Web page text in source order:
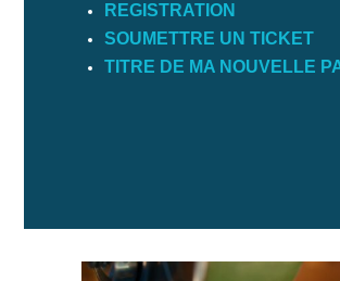
REGISTRATION
SOUMETTRE UN TICKET
TITRE DE MA NOUVELLE